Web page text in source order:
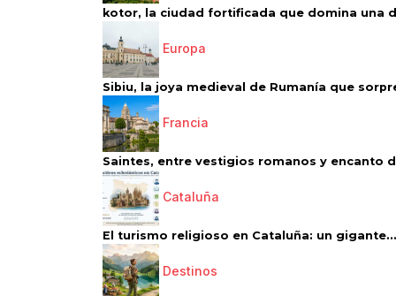
kotor, la ciudad fortificada que domina una
Europa
Sibiu, la joya medieval de Rumanía que
Francia
Saintes, entre vestigios romanos y encanto
Cataluña
El turismo religioso en Cataluña: un gigante...
Destinos